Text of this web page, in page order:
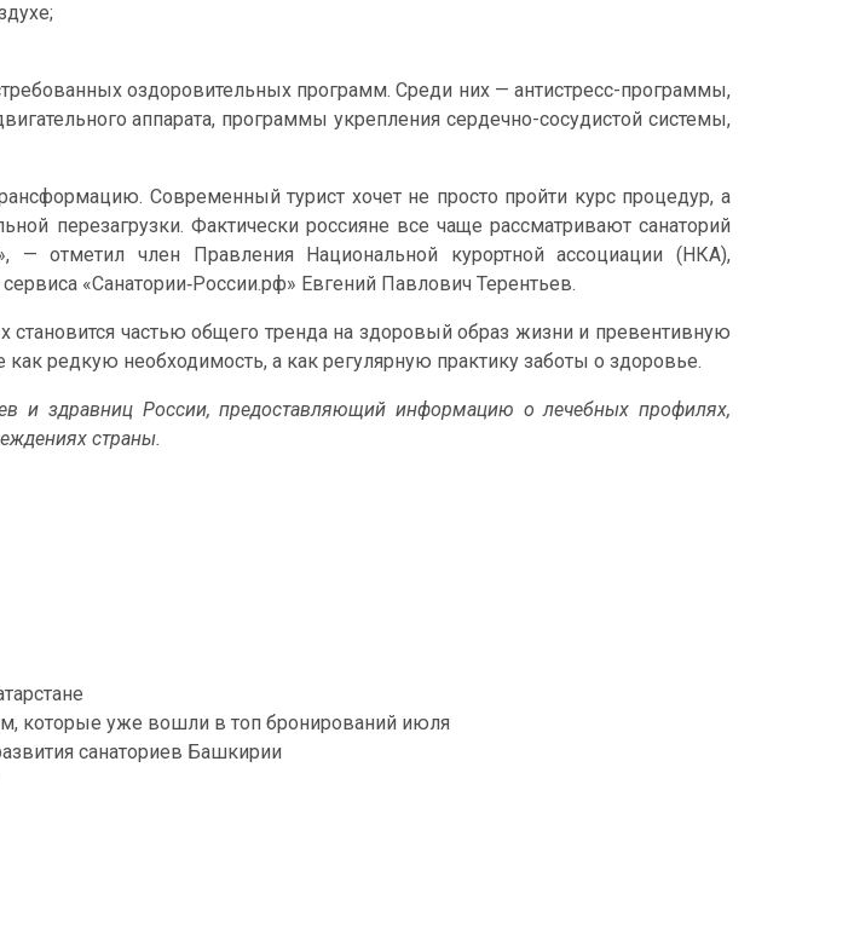
оздоровительных программ. Среди них — антистресс-программы,
аппарата, программы укрепления сердечно-сосудистой системы,
Современный турист хочет не просто пройти курс процедур, а
перезагрузки. Фактически россияне все чаще рассматривают санаторий
отметил член Правления Национальной курортной ассоциации (НКА),
«Санатории‑России.рф» Евгений Павлович Терентьев.
становится частью общего тренда на здоровый образ жизни и превентивную
редкую необходимость, а как регулярную практику заботы о здоровье.
и здравниц России, предоставляющий информацию о лечебных профилях,
страны.
которые уже вошли в топ бронирований июля
санаториев Башкирии